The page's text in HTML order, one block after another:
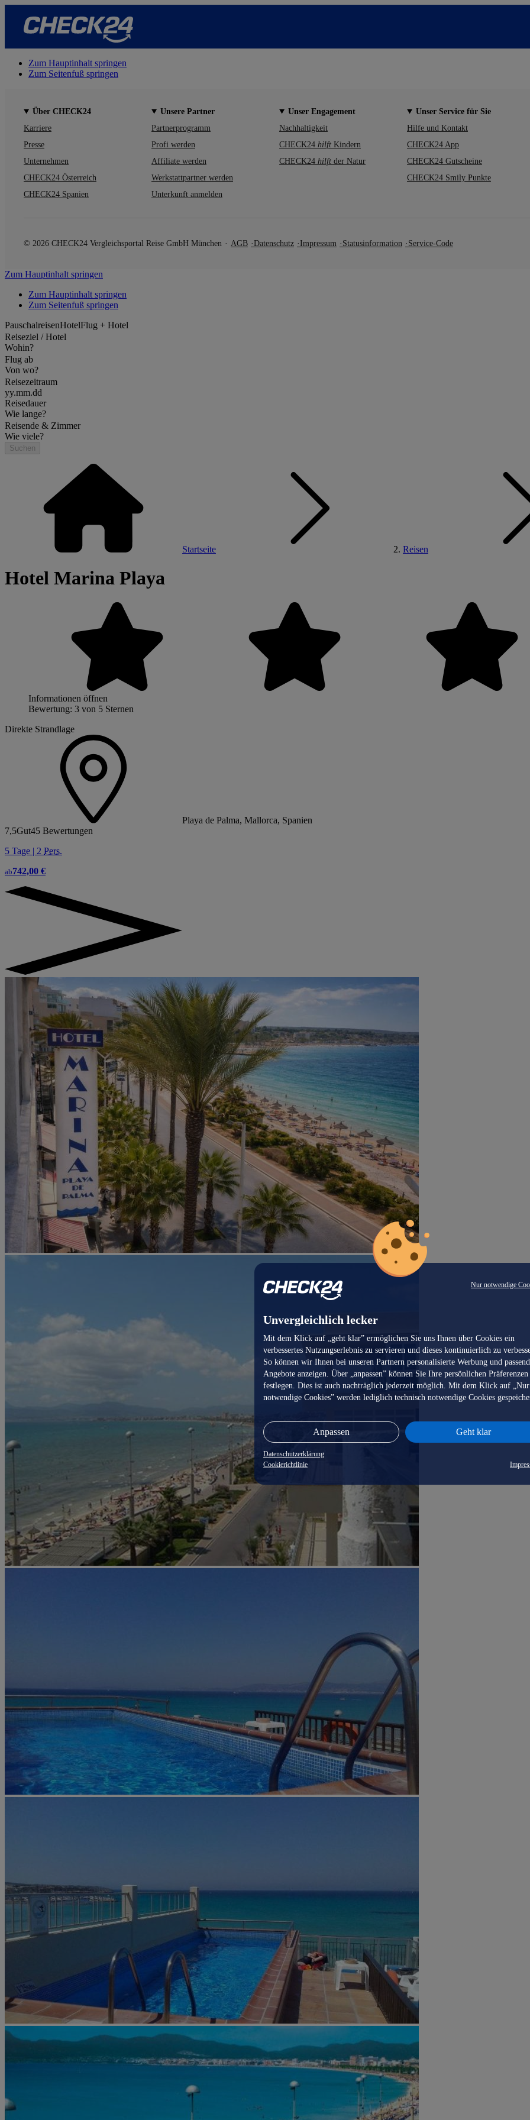
Nur notwendige
Unvergleichlich lecker
Mit dem Klick auf „geht klar” ermöglichen Sie uns Ihnen über Cookies ein
verbessertes Nutzungserlebnis zu servieren und dieses kontinuierlich zu
So können wir Ihnen bei unseren Partnern personalisierte Werbung und
Angebote anzeigen. Über „anpassen” können Sie Ihre persönlichen Präferenzen
festlegen. Dies ist auch nachträglich jederzeit möglich. Mit dem Klick auf „Nur
notwendige Cookies” werden lediglich technisch notwendige Cookies
Anpassen Geht klar
Datenschutzerklärung
Cookierichtlinie
Zum Hauptinhalt springen
Zum Seitenfuß springen
Über CHECK24
Karriere
Presse
Unternehmen
CHECK24 Österreich
CHECK24 Spanien
Unsere Partner
Partnerprogramm
Profi werden
Affiliate werden
Werkstattpartner werden
Unterkunft anmelden
Unser Engagement
Nachhaltigkeit
CHECK24 hilft Kindern
CHECK24 hilft der Natur
Unser Service für Sie
Hilfe und Kontakt
CHECK24 App
CHECK24 Gutscheine
CHECK24 Smily Punkte
© 2026 CHECK24 Vergleichsportal Reise GmbH München AGB Datenschutz Impressum Statusinformation Service-Code
Zum Hauptinhalt springen
Zum Hauptinhalt springen
Zum Seitenfuß springen
PauschalreisenHotelFlug + Hotel
Reiseziel / Hotel
Wohin?
Flug ab
Von wo?
Reisezeitraum
yy.mm.dd
Reisedauer
Wie lange?
Reisende & Zimmer
Wie viele?
Suchen
Startseite Reisen
Hotel Marina Playa
Informationen öffnen
Bewertung: 3 von 5 Sternen
Direkte Strandlage
Playa de Palma, Mallorca, Spanien
7,5Gut45 Bewertungen
5 Tage | 2 Pers.
ab742,00 €